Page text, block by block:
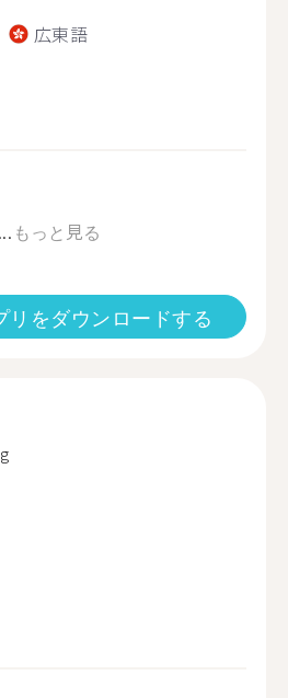
広東語
もっと見る
リをダウンロードする